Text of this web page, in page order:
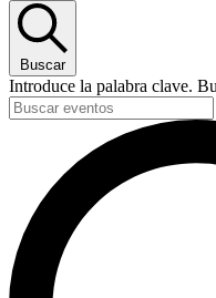
Buscar
Introduce la palabra clave.